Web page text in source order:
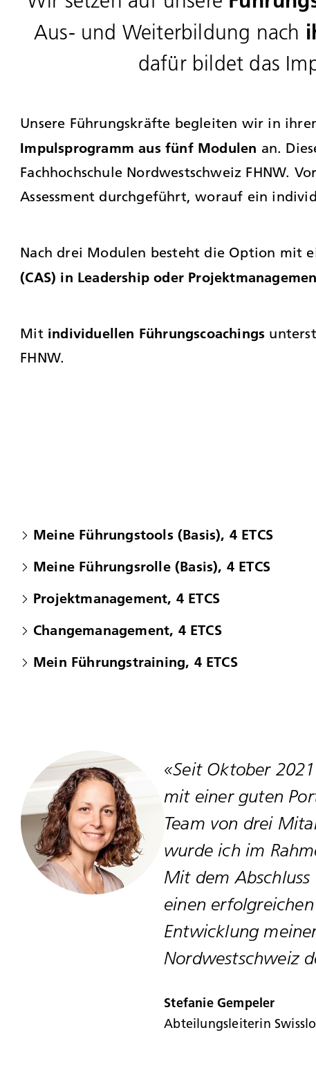
Aus- und Weiterbildung nach
dafür bildet das
Unsere Führungskräfte begleiten wir in
Impulsprogramm aus fünf Modulen an.
Fachhochschule Nordwestschweiz FHNW.
Assessment durchgeführt, worauf ein
Nach drei Modulen besteht die Option mit
(CAS) in Leadership oder
Mit individuellen Führungscoachings
FHNW.
Meine Führungstools (Basis), 4 ETCS
Meine Führungsrolle (Basis), 4 ETCS
Projektmanagement, 4 ETCS
Changemanagement, 4 ETCS
Mein Führungstraining, 4 ETCS
«Seit Oktober
mit einer guten
Team von drei
wurde ich im
Mit dem
einen
Entwicklung
Nordwestschweiz
Stefanie Gempeler
Abteilungsleiterin